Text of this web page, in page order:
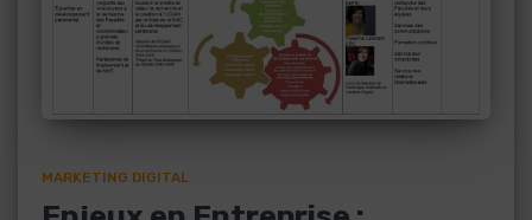
MARKETING DIGITAL